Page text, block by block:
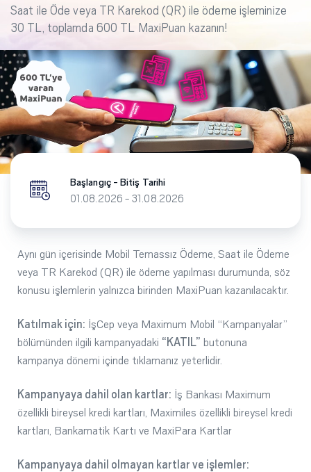
Saat ile Öde veya TR Karekod (QR) ile ödeme işleminize
30 TL, toplamda 600 TL MaxiPuan kazanın!
Başlangıç - Bitiş Tarihi
01.08.2026 - 31.08.2026
Aynı gün içerisinde Mobil Temassız Ödeme, Saat ile Ödeme
veya TR Karekod (QR) ile ödeme yapılması durumunda, söz
konusu işlemlerin yalnızca birinden MaxiPuan kazanılacaktır.
Katılmak için: İşCep veya Maximum Mobil “Kampanyalar”
bölümünden ilgili kampanyadaki “KATIL” butonuna
kampanya dönemi içinde tıklamanız yeterlidir.
Kampanyaya dahil olan kartlar: İş Bankası Maximum
özellikli bireysel kredi kartları, Maximiles özellikli bireysel kredi
kartları, Bankamatik Kartı ve MaxiPara Kartlar
Kampanyaya dahil olmayan kartlar ve işlemler: